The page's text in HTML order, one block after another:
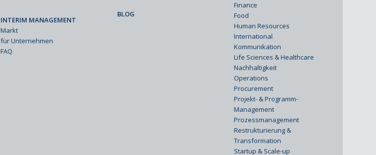
INTERIM MANAGEMENT
Markt
für Unternehmen
FAQ
BLOG
Finance
Food
Human Resources
International
Kommunikation
Life Sciences & Healthcare
Nachhaltigkeit
Operations
Procurement
Projekt- & Programm-
Management
Prozessmanagement
Restrukturierung &
Transformation
Startup & Scale-up